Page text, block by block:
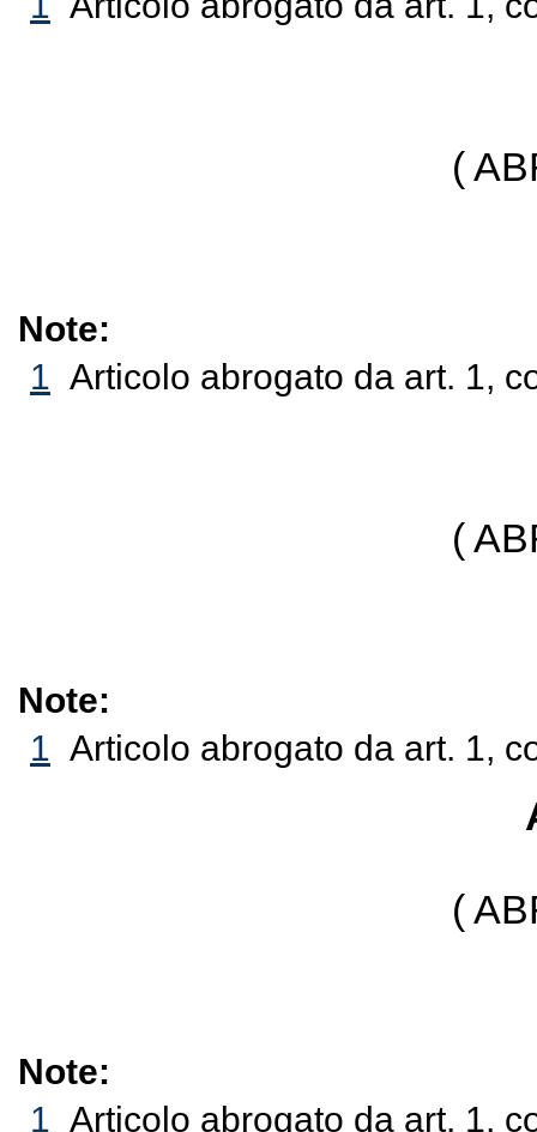
(
Note:
1 Articolo abrogato da art. 1,
(
Note:
1 Articolo abrogato da art. 1,
(
Note:
1 Articolo abrogato da art. 1,